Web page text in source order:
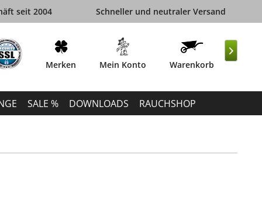
seit 2004 Schneller und neutraler Versand
Merken Mein Konto Warenkorb
SALE % DOWNLOADS RAUCHSHOP
